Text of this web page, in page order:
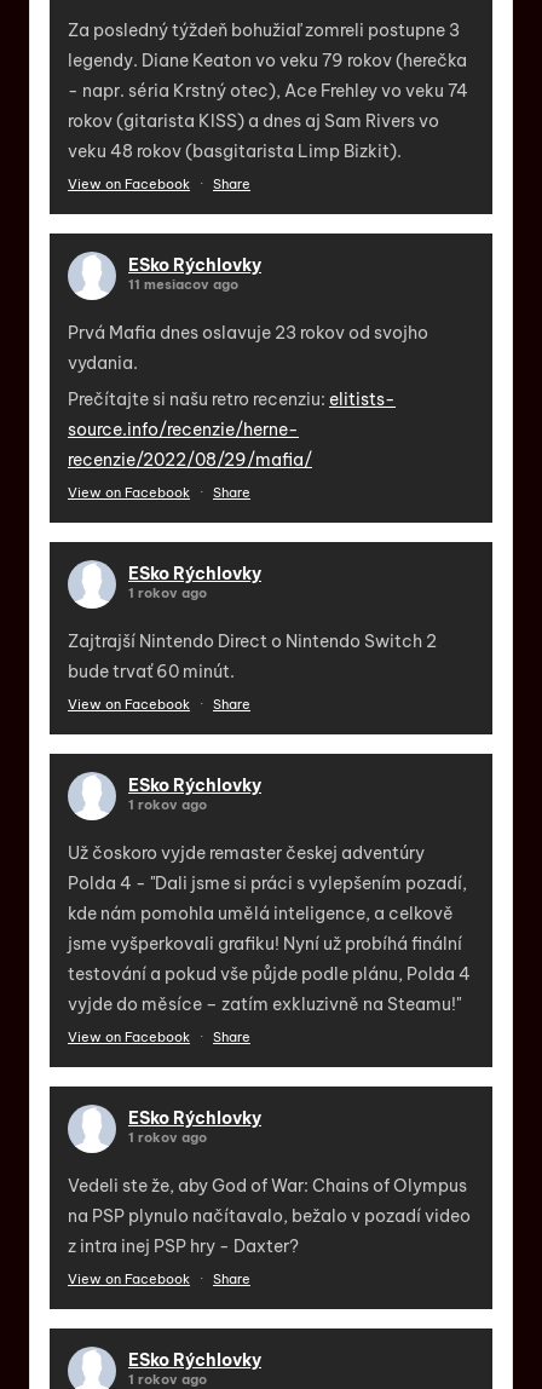
Za posledný týždeň bohužiaľ zomreli postupne 3
legendy. Diane Keaton vo veku 79 rokov (herečka
- napr. séria Krstný otec), Ace Frehley vo veku 74
rokov (gitarista KISS) a dnes aj Sam Rivers vo
veku 48 rokov (basgitarista Limp Bizkit).
View on Facebook · Share
ESko Rýchlovky
11 mesiacov ago
Prvá Mafia dnes oslavuje 23 rokov od svojho
vydania.
Prečítajte si našu retro recenziu: elitists-
source.info/recenzie/herne-
recenzie/2022/08/29/mafia/
View on Facebook · Share
ESko Rýchlovky
1 rokov ago
Zajtrajší Nintendo Direct o Nintendo Switch 2
bude trvať 60 minút.
View on Facebook · Share
ESko Rýchlovky
1 rokov ago
Už čoskoro vyjde remaster českej adventúry
Polda 4 - "Dali jsme si práci s vylepšením pozadí,
kde nám pomohla umělá inteligence, a celkově
jsme vyšperkovali grafiku! Nyní už probíhá finální
testování a pokud vše půjde podle plánu, Polda 4
vyjde do měsíce – zatím exkluzivně na Steamu!"
View on Facebook · Share
ESko Rýchlovky
1 rokov ago
Vedeli ste že, aby God of War: Chains of Olympus
na PSP plynulo načítavalo, bežalo v pozadí video
z intra inej PSP hry - Daxter?
View on Facebook · Share
ESko Rýchlovky
1 rokov ago